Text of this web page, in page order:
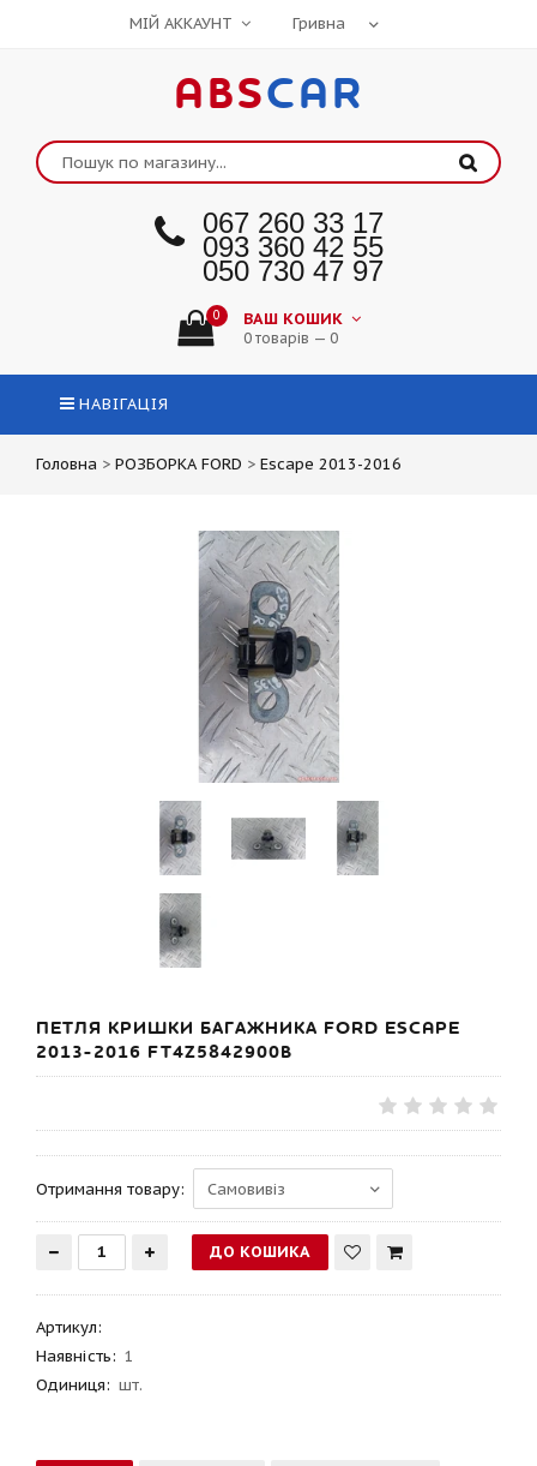
МІЙ АККАУНТ
ABSCAR
067 260 33 17
093 360 42 55
050 730 47 97
0 ВАШ КОШИК
0 товарів — 0
НАВІГАЦІЯ
Головна > РОЗБОРКА FORD > Escape 2013-2016
ПЕТЛЯ КРИШКИ БАГАЖНИКА FORD ESCAPE
2013-2016 FT4Z5842900B
Отримання товару:
Артикул:
Наявність: 1
Одиниця: шт.